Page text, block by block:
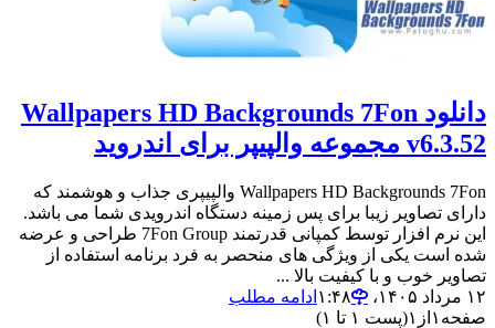
دانلود Wallpapers HD Backgrounds 7Fon
v6.3.52 مجموعه والپیپر برای اندروید
Wallpapers HD Backgrounds 7Fon والپیپری جذاب و هوشمند که
دارای تصاویر زیبا برای پس زمینه دستگاه اندرویدی شما می باشد.
این نرم افزار توسط کمپانی قدرتمند 7Fon Group طراحی و عرضه
شده است یکی از ویژگی های منحصر به فرد برنامه استفاده از
تصاویر خوب و با کیفیت بالا ...
۱۲ مرداد ۱۴۰۵،‏ ۱:۴۸
ادامه مطلب
صفحه ۱ از ۱(پست ۱ تا ۱)